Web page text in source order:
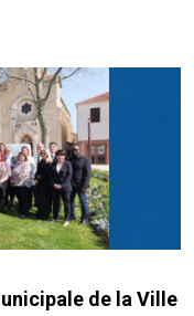
de la Ville